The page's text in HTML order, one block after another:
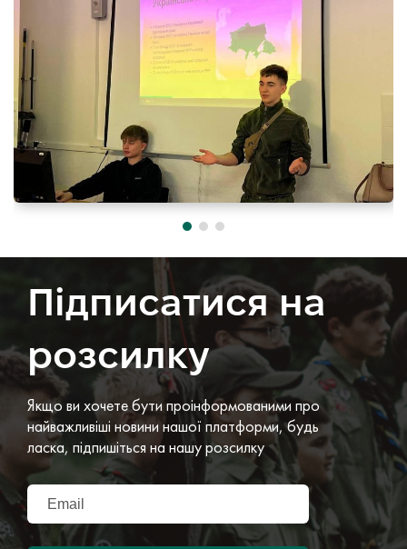
Підписатися на
розсилку
Якщо ви хочете бути проінформованими про
найважливіші новини нашої платформи, будь
ласка, підпишіться на нашу розсилку